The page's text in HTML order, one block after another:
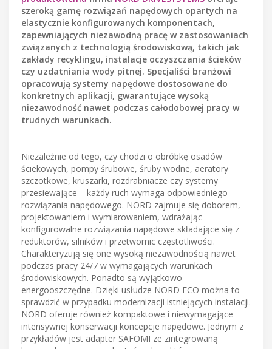
szeroką gamę rozwiązań napędowych opartych na
elastycznie konfigurowanych komponentach,
zapewniających niezawodną pracę w zastosowaniach
związanych z technologią środowiskową, takich jak
zakłady recyklingu, instalacje oczyszczania ścieków
czy uzdatniania wody pitnej. Specjaliści branżowi
opracowują systemy napędowe dostosowane do
konkretnych aplikacji, gwarantujące wysoką
niezawodność nawet podczas całodobowej pracy w
trudnych warunkach.
Niezależnie od tego, czy chodzi o obróbkę osadów
ściekowych, pompy śrubowe, śruby wodne, aeratory
szczotkowe, kruszarki, rozdrabniacze czy systemy
przesiewające – każdy ruch wymaga odpowiedniego
rozwiązania napędowego. NORD zajmuje się doborem,
projektowaniem i wymiarowaniem, wdrażając
konfigurowalne rozwiązania napędowe składające się z
reduktorów, silników i przetwornic częstotliwości.
Charakteryzują się one wysoką niezawodnością nawet
podczas pracy 24/7 w wymagających warunkach
środowiskowych. Ponadto są wyjątkowo
energooszczędne. Dzięki usłudze NORD ECO można to
sprawdzić w przypadku modernizacji istniejących instalacji.
NORD oferuje również kompaktowe i niewymagające
intensywnej konserwacji koncepcje napędowe. Jednym z
przykładów jest adapter SAFOMI ze zintegrowaną